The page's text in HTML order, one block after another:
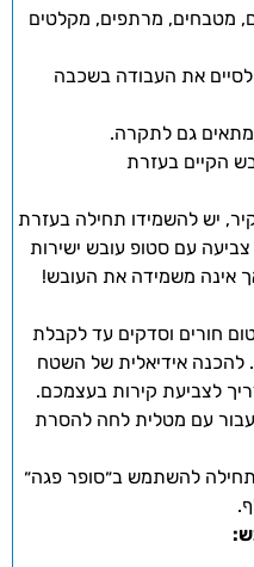
מטבחים, מרתפים, מקלטים
לסיים את העבודה בשכבה
מתאים גם לתקרה.
הקיים בעזרת
יש להשמידו תחילה בעזרת
עם סטופ עובש ישירות
אינה משמידה את העובש!
חורים וסדקים עד לקבלת
אידיאלית של השטח
לצביעת קירות בעצמכם.
עם מטלית לחה להסרת
להשתמש ב״סופר פגה״